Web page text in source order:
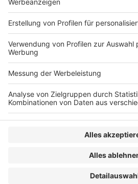
Vermeidung der
Steuerrecht
VERLAG
KONTAKT
MEDIADATEN